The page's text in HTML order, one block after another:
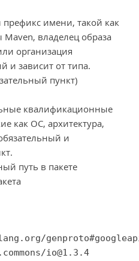
имени, такой как
владелец образа
организация
и зависит от типа.
пункт)
квалификационные
как ОС, архитектура,
и
путь в пакете
io@1.3.4